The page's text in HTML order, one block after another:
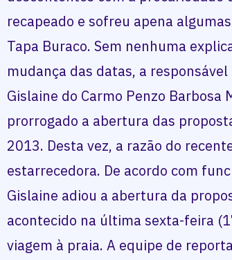
recapeado e sofreu apena
Tapa Buraco. Sem nenhuma
mudança das datas, a
Gislaine do Carmo Penzo Barbosa
prorrogado a abertura das
2013. Desta vez, a razão do
estarrecedora. De acordo com
Gislaine adiou a abertura da
acontecido na última sexta-feira
viagem à praia. A equipe de